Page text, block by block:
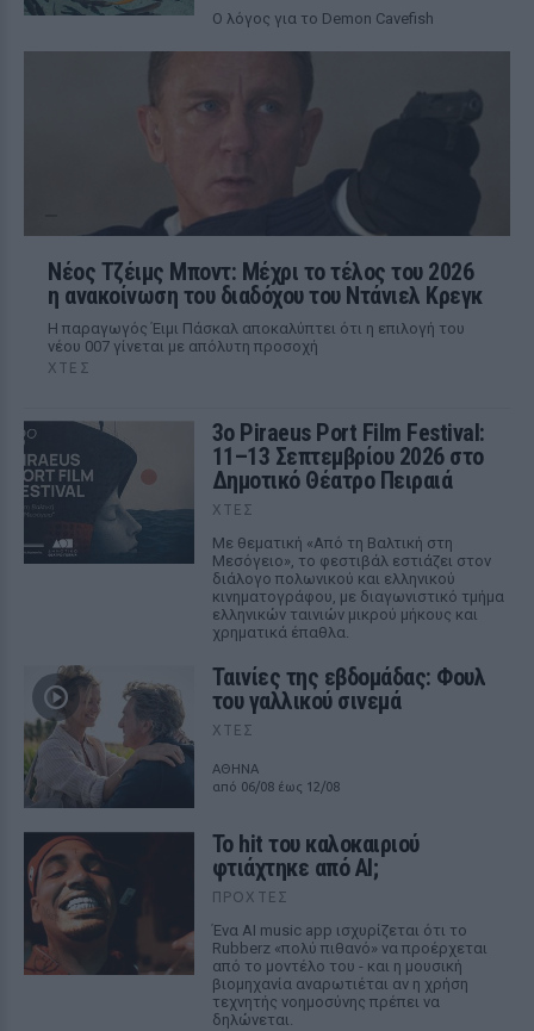
Ο λόγος για το Demon Cavefish
Νέος Τζέιμς Μποντ: Μέχρι το τέλος του 2026
η ανακοίνωση του διαδόχου του Ντάνιελ Κρεγκ
Η παραγωγός Έιμι Πάσκαλ αποκαλύπτει ότι η επιλογή του
νέου 007 γίνεται με απόλυτη προσοχή
ΧΤΕΣ
3ο Piraeus Port Film Festival:
11–13 Σεπτεμβρίου 2026 στο
Δημοτικό Θέατρο Πειραιά
ΧΤΕΣ
Με θεματική «Από τη Βαλτική στη
Μεσόγειο», το φεστιβάλ εστιάζει στον
διάλογο πολωνικού και ελληνικού
κινηματογράφου, με διαγωνιστικό τμήμα
ελληνικών ταινιών μικρού μήκους και
χρηματικά έπαθλα.
Ταινίες της εβδομάδας: Φουλ
του γαλλικού σινεμά
ΧΤΕΣ
ΑΘΗΝΑ
από 06/08 έως 12/08
Το hit του καλοκαιριού
φτιάχτηκε από AI;
ΠΡΟΧΤΈΣ
Ένα AI music app ισχυρίζεται ότι το
Rubberz «πολύ πιθανό» να προέρχεται
από το μοντέλο του - και η μουσική
βιομηχανία αναρωτιέται αν η χρήση
τεχνητής νοημοσύνης πρέπει να
δηλώνεται.